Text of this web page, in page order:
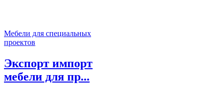
Мебели для специальных
проектов
Экспорт импорт
мебели для пр...